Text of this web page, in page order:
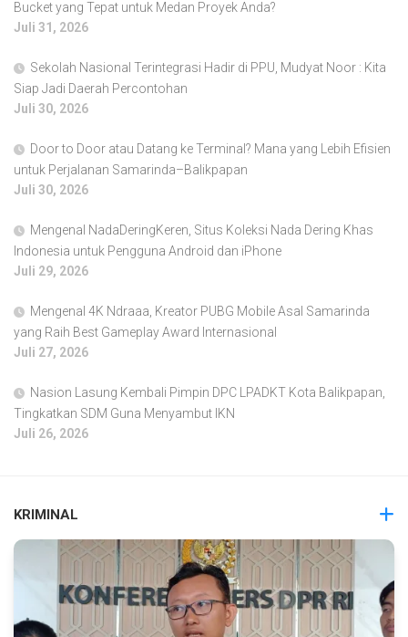
Bucket yang Tepat untuk Medan Proyek Anda?
Juli 31, 2026
Sekolah Nasional Terintegrasi Hadir di PPU, Mudyat Noor : Kita
Siap Jadi Daerah Percontohan
Juli 30, 2026
Door to Door atau Datang ke Terminal? Mana yang Lebih Efisien
untuk Perjalanan Samarinda–Balikpapan
Juli 30, 2026
Mengenal NadaDeringKeren, Situs Koleksi Nada Dering Khas
Indonesia untuk Pengguna Android dan iPhone
Juli 29, 2026
Mengenal 4K Ndraaa, Kreator PUBG Mobile Asal Samarinda
yang Raih Best Gameplay Award Internasional
Juli 27, 2026
Nasion Lasung Kembali Pimpin DPC LPADKT Kota Balikpapan,
Tingkatkan SDM Guna Menyambut IKN
Juli 26, 2026
KRIMINAL